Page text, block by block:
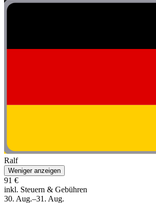
Ralf
Weniger anzeigen
91 €
inkl. Steuern & Gebühren
30. Aug.–31. Aug.